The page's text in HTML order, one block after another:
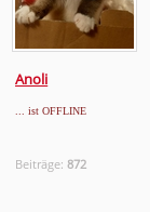
Anoli
... ist OFFLINE
Beiträge:872